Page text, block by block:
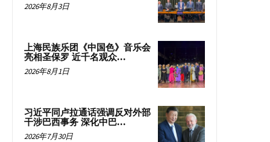
2026年8月3日
上海民族乐团《中国色》音乐会
亮相圣保罗 近千名观众...
2026年8月1日
习近平同卢拉通话强调反对外部
干涉巴西事务 深化中巴...
2026年7月30日